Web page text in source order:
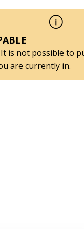
is not possible to
are currently in.